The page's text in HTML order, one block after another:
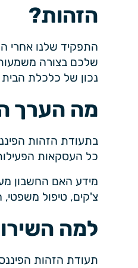
הזהות?
התפקיד שלנו אחרי
שלכם בצורה
נכון של כלכלת
מה הערך
בתעודת הזהות
כל העסקאות
צ'קים, טיפול משפטי,
למה
תעודת הזהות